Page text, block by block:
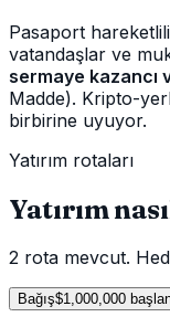
Pasaport
vatandaşlar ve
sermaye kazancı
Madde). Kripto-
birbirine uyuyor.
Yatırım rotaları
Yatırım
2 rota mevcut.
Bağış$1,000,000